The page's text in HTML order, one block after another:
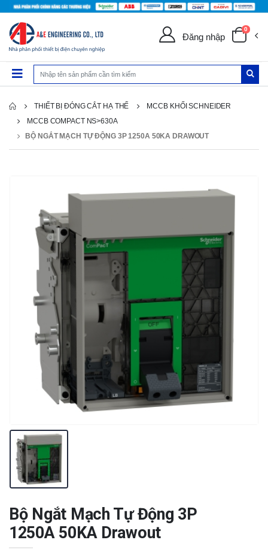
Đăng nhập
0
THIẾT BỊ ĐÓNG CẮT HẠ THẾ
MCCB KHỐI SCHNEIDER
MCCB COMPACT NS>630A
BỘ NGẮT MẠCH TỰ ĐỘNG 3P 1250A 50KA DRAWOUT
Bộ Ngắt Mạch Tự Động 3P
1250A 50KA Drawout